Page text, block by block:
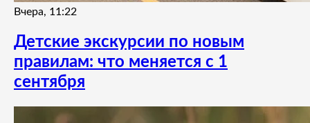
Вчера, 11:22
Детские экскурсии по новым
правилам: что меняется с 1
сентября